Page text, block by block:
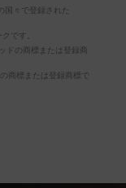
々で登録された
です。
ドの商標または登録商
商標または登録商標で